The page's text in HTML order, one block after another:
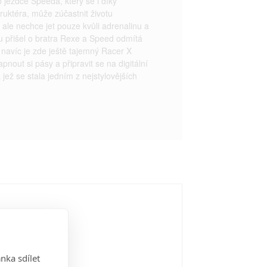
může zúčastnit životu
nechce jet pouze kvůli adrenalinu a
o bratra Rexe a Speed odmítá
je zde ještě tajemný Racer X
si pásy a připravit se na digitální
se stala jedním z nejstylovějších
sdílet